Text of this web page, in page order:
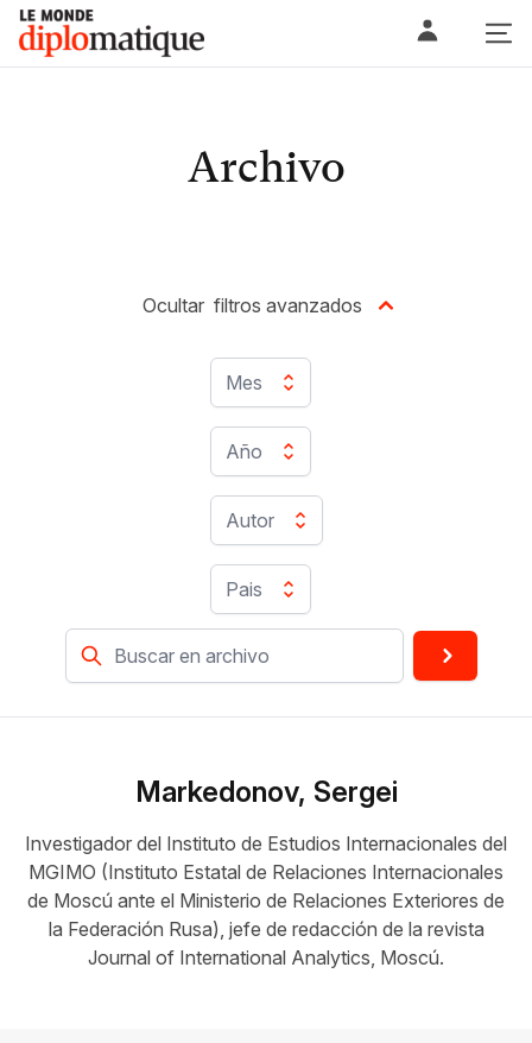
Skip
content
Le monde diplomatique
Archivo
Mes
Año
Autor
Pais
Ocultar filtros avanzados
Markedonov, Sergei
Investigador del Instituto de Estudios Internacionales del
MGIMO (Instituto Estatal de Relaciones Internacionales
de Moscú ante el Ministerio de Relaciones Exteriores de
la Federación Rusa), jefe de redacción de la revista
Journal of International Analytics, Moscú.